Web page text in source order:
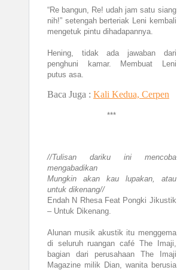
“Re bangun, Re! udah jam satu siang
nih!” setengah berteriak Leni kembali
mengetuk pintu dihadapannya.
Hening, tidak ada jawaban dari
penghuni kamar. Membuat Leni
putus asa.
Baca Juga : Kali Kedua, Cerpen
***
//Tulisan dariku ini mencoba
mengabadikan
Mungkin akan kau lupakan, atau
untuk dikenang//
Endah N Rhesa Feat Pongki Jikustik
– Untuk Dikenang.
Alunan musik akustik itu menggema
di seluruh ruangan café The Imaji,
bagian dari perusahaan The Imaji
Magazine milik Dian, wanita berusia